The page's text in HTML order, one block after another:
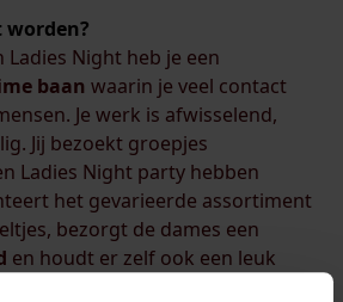
worden?
Ladies Night heb je een
baan waarin je veel contact
Je werk is afwisselend,
Jij bezoekt groepjes
Ladies Night party hebben
het gevarieerde assortiment
bezorgt de dames een
en houdt er zelf ook een leuk